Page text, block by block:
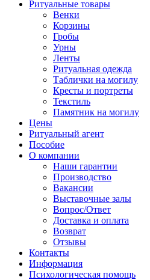
Ритуальные товары
Венки
Корзины
Гробы
Урны
Ленты
Ритуальная одежда
Таблички на могилу
Кресты и портреты
Текстиль
Памятник на могилу
Цены
Ритуальный агент
Пособие
О компании
Наши гарантии
Производство
Вакансии
Выставочные залы
Вопрос/Ответ
Доставка и оплата
Возврат
Отзывы
Контакты
Информация
Психологическая помощь